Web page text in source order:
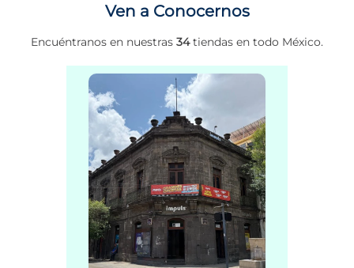
Ven a Conocernos
Encuéntranos en nuestras 34tiendas en todo México.